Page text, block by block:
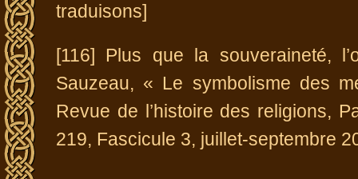
traduisons]
[116] Plus que la souveraineté,
Sauzeau, « Le symbolisme des
Revue de l’histoire des religions,
219, Fascicule 3, juillet-septembre